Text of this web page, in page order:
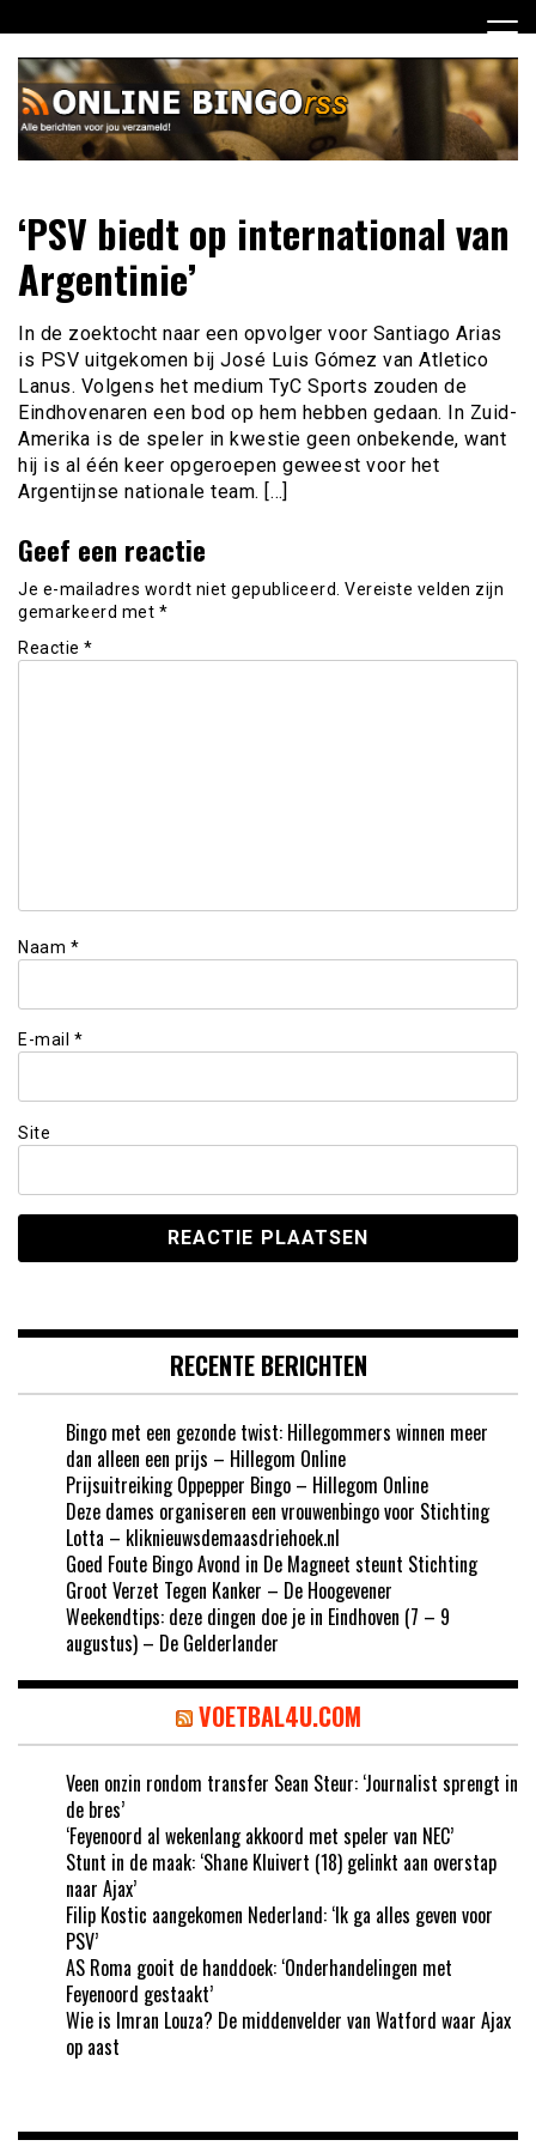
naar
inhoud
Online Bingo RSS
verzameld
‘PSV biedt op international van
Argentinie’
In de zoektocht naar een opvolger voor Santiago Arias
is PSV uitgekomen bij José Luis Gómez van Atletico
Lanus. Volgens het medium TyC Sports zouden de
Eindhovenaren een bod op hem hebben gedaan. In Zuid-
Amerika is de speler in kwestie geen onbekende, want
hij is al één keer opgeroepen geweest voor het
Argentijnse nationale team. […]
Geef een reactie
Je e-mailadres wordt niet gepubliceerd. Vereiste velden zijn
gemarkeerd met *
Reactie *
Naam *
E-mail *
Site
RECENTE BERICHTEN
Bingo met een gezonde twist: Hillegommers winnen meer
dan alleen een prijs – Hillegom Online
Prijsuitreiking Oppepper Bingo – Hillegom Online
Deze dames organiseren een vrouwenbingo voor Stichting
Lotta – kliknieuwsdemaasdriehoek.nl
Goed Foute Bingo Avond in De Magneet steunt Stichting
Groot Verzet Tegen Kanker – De Hoogevener
Weekendtips: deze dingen doe je in Eindhoven (7 – 9
augustus) – De Gelderlander
VOETBAL4U.COM
Veen onzin rondom transfer Sean Steur: ‘Journalist sprengt in
de bres’
‘Feyenoord al wekenlang akkoord met speler van NEC’
Stunt in de maak: ‘Shane Kluivert (18) gelinkt aan overstap
naar Ajax’
Filip Kostic aangekomen Nederland: ‘Ik ga alles geven voor
PSV’
AS Roma gooit de handdoek: ‘Onderhandelingen met
Feyenoord gestaakt’
Wie is Imran Louza? De middenvelder van Watford waar Ajax
op aast